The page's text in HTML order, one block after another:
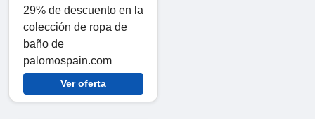
29% de descuento en la
colección de ropa de
baño de
palomospain.com
Ver oferta